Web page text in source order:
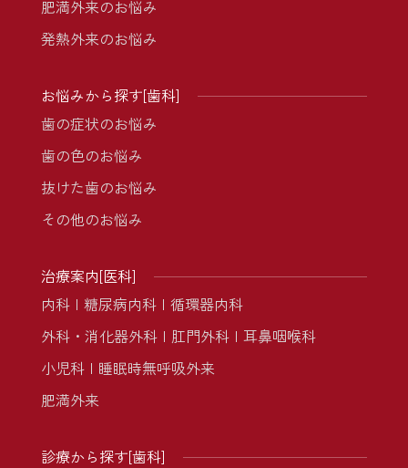
肥満外来のお悩み
発熱外来のお悩み
お悩みから探す[歯科]
歯の症状のお悩み
歯の色のお悩み
抜けた歯のお悩み
その他のお悩み
治療案内[医科]
内科
糖尿病内科
循環器内科
外科・消化器外科
肛門外科
耳鼻咽喉科
小児科
睡眠時無呼吸外来
肥満外来
診療から探す[歯科]